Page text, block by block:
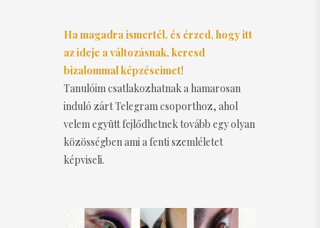
Ha magadra ismertél, és érzed, hogy itt
az ideje a változásnak, keresd
bizalommal képzéseimet!
Tanulóim csatlakozhatnak a hamarosan
induló zárt Telegram csoporthoz, ahol
velem együtt fejlődhetnek tovább egy olyan
közösségben ami a fenti szemléletet
képviseli.